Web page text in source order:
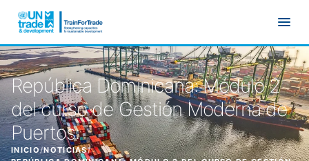
República Dominicana: Módulo 2
del curso de Gestión Moderna de
Puertos:
INICIO/NOTICIAS/